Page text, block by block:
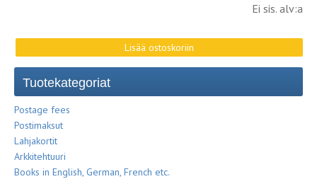
Ei sis. alv:a
Tuotekategoriat
Postage fees
Postimaksut
Lahjakortit
Arkkitehtuuri
Books in English, German, French etc.